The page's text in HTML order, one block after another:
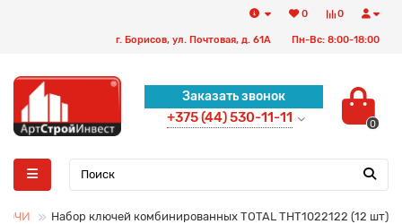
0
0
г. Борисов, ул. Почтовая, д. 61А Пн-Вс: 8:00-18:00
Заказать звонок
+375 (44) 530-11-11 0
Набор ключей комбинированных TOTAL THT1022122 (12 шт)